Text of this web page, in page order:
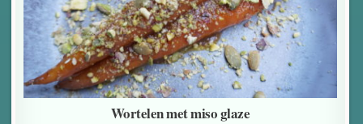
Wortelen met miso glaze